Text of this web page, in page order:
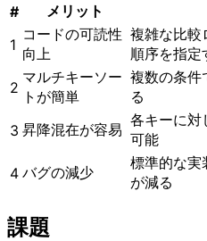
# メリット
1
コードの可読性
向上
複雑な比較
順序を指定
2
マルチキーソー
トが簡単
複数の条件
る
3 昇降混在が容易
各キーに対
可能
4 バグの減少
標準的な実
が減る
課題